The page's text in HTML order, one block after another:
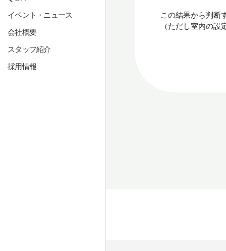
イベント・ニュース
会社概要
スタッフ紹介
採用情報
この結果から判断
（ただし室内の